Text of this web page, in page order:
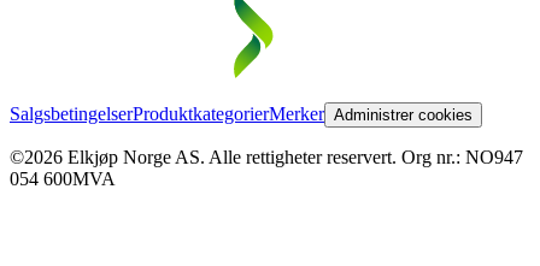
SalgsbetingelserProduktkategorierMerker Administrer cookies
©2026 Elkjøp Norge AS. Alle rettigheter reservert. Org nr.: NO947
054 600MVA